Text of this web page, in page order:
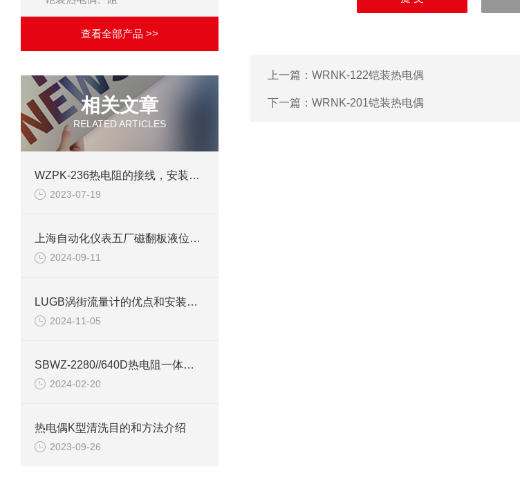
查看全部产品 >>
相关文章
RELATED ARTICLES
WZPK-236热电阻的接线，安装及测量
2023-07-19
上海自动化仪表五厂磁翻板液位计检查装置
2024-09-11
LUGB涡街流量计的优点和安装注意事项说明
2024-11-05
SBWZ-2280//640D热电阻一体化变送器产品介绍
2024-02-20
热电偶K型清洗目的和方法介绍
2023-09-26
上一篇： WRNK-122铠装热电偶
下一篇： WRNK-201铠装热电偶